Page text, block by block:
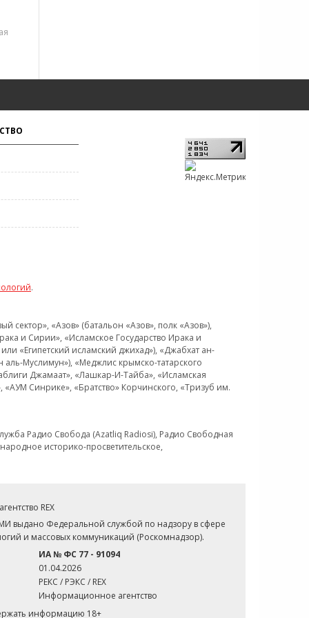
.
«Азов» (батальон «Азов», полк «Азов»),
и Сирии», «Исламское Государство Ирака и
«Египетский исламский джихад»), «Джабхат ан-
Муслимун»), «Меджлис крымско-татарского
Джамаат», «Лашкар-И-Тайба», «Исламская
Синрике», «Братство» Корчинского, «Тризуб им.
Радио Свобода (Azatliq Radiosi), Радио Свободная
историко-просветительское,
REX
выдано Федеральной службой по надзору в сфере
и массовых коммуникаций (Роскомнадзор).
ИА № ФС 77 - 91094
01.04.2026
РЕКС / РЭКС / REX
Информационное агентство
информацию 18+